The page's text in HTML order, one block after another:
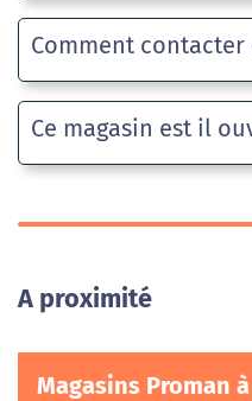
Comment contacter
Ce magasin est il
A proximité
Magasins Proman